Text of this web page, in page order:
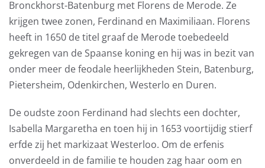
Bronckhorst-Batenburg met Florens de Merode. Ze
krijgen twee zonen, Ferdinand en Maximiliaan. Florens
heeft in 1650 de titel graaf de Merode toebedeeld
gekregen van de Spaanse koning en hij was in bezit van
onder meer de feodale heerlijkheden Stein, Batenburg,
Pietersheim, Odenkirchen, Westerlo en Duren.
De oudste zoon Ferdinand had slechts een dochter,
Isabella Margaretha en toen hij in 1653 voortijdig stierf
erfde zij het markizaat Westerloo. Om de erfenis
onverdeeld in de familie te houden zag haar oom en